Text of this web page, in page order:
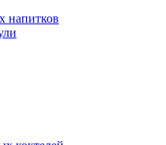
напитков